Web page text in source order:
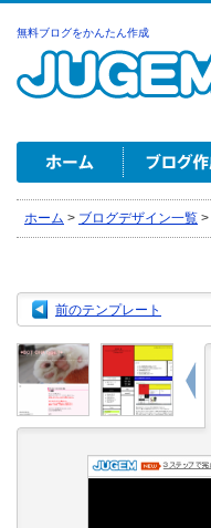
無料ブログをかんたん作成
ホーム > ブログデザイン一覧 >
前のテンプレート